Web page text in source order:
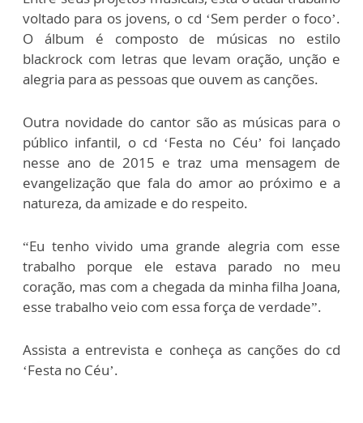
voltado para os jovens, o cd ‘Sem perder o foco’.
O álbum é composto de músicas no estilo
blackrock com letras que levam oração, unção e
alegria para as pessoas que ouvem as canções.
Outra novidade do cantor são as músicas para o
público infantil, o cd ‘Festa no Céu’ foi lançado
nesse ano de 2015 e traz uma mensagem de
evangelização que fala do amor ao próximo e a
natureza, da amizade e do respeito.
“Eu tenho vivido uma grande alegria com esse
trabalho porque ele estava parado no meu
coração, mas com a chegada da minha filha Joana,
esse trabalho veio com essa força de verdade”.
Assista a entrevista e conheça as canções do cd
‘Festa no Céu’.